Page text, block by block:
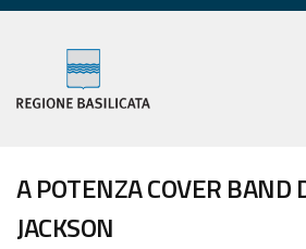
A POTENZA COVER BAND
JACKSON